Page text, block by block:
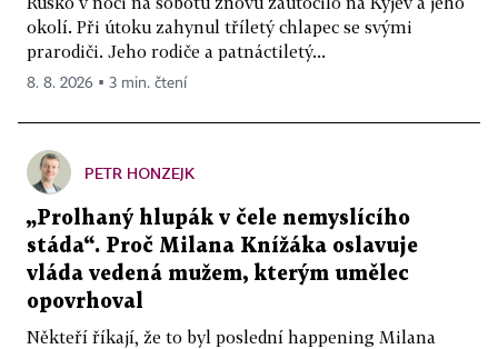
okolí. Při útoku zahynul tříletý chlapec se svými
prarodiči. Jeho rodiče a patnáctiletý...
8. 8. 2026 ▪ 3 min. čtení
PETR HONZEJK
„Prolhaný hlupák v čele nemyslícího
stáda“. Proč Milana Knížáka oslavuje
vláda vedená mužem, kterým umělec
opovrhoval
Někteří říkají, že to byl poslední happening Milana